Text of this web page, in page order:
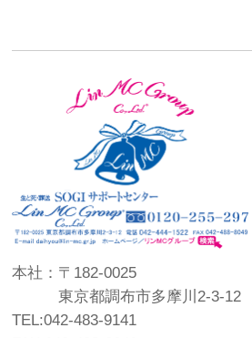
本社：〒182-0025
東京都調布市多摩川2-3-12
TEL:042-483-9141